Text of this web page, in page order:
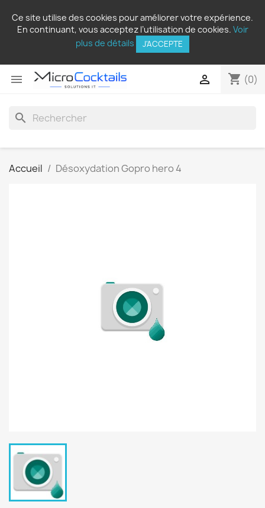
Ce site utilise des cookies pour améliorer votre expérience.
En continuant, vous acceptez l’utilisation de cookies. Voir
plus de détails
J'ACCEPTE
 shopping_cart (0)

search
Accueil Désoxydation Gopro hero 4